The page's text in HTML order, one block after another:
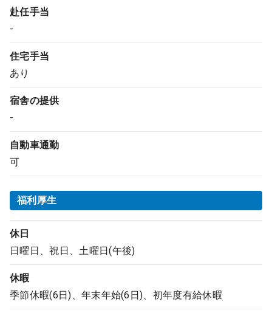
赴任手当
-
住宅手当
あり
宿舎の提供
-
自動車通勤
可
福利厚生
休日
日曜日、祝日、土曜日(午後)
休暇
季節休暇(6日)、年末年始(6日)、初年度有給休暇